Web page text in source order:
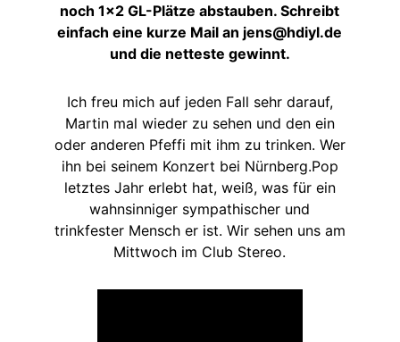
noch 1×2 GL-Plätze abstauben. Schreibt
einfach eine kurze Mail an jens@hdiyl.de
und die netteste gewinnt.
Ich freu mich auf jeden Fall sehr darauf,
Martin mal wieder zu sehen und den ein
oder anderen Pfeffi mit ihm zu trinken. Wer
ihn bei seinem Konzert bei Nürnberg.Pop
letztes Jahr erlebt hat, weiß, was für ein
wahnsinniger sympathischer und
trinkfester Mensch er ist. Wir sehen uns am
Mittwoch im Club Stereo.